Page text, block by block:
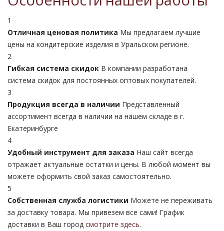
1
Отличная ценовая политика Мы предлагаем лучшие
цены на кондитерские изделия в Уральском регионе.
2
Гибкая система скидок В компании разработана
система скидок для постоянных оптовых покупателей.
3
Продукция всегда в наличии Представленный
ассортимент всегда в наличии на нашем складе в г.
Екатеринбурге
4
Удобный инструмент для заказа Наш сайт всегда
отражает актуальные остатки и цены. В любой момент вы
можете оформить свой заказ самостоятельно.
5
Собственная служба логистики Можете не переживать
за доставку товара. Мы привезем все сами! График
доставки в Ваш город смотрите здесь.